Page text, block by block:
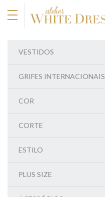
VESTIDOS
GRIFES INTERNACIONAIS
COR
CORTE
ESTILO
PLUS SIZE